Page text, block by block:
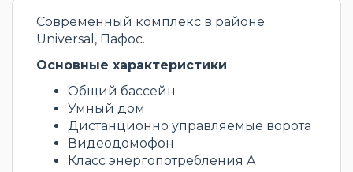
Современный комплекс в районе
Universal, Пафос.
Основные характеристики
Общий бассейн
Умный дом
Дистанционно управляемые ворота
Видеодомофон
Класс энергопотребления A